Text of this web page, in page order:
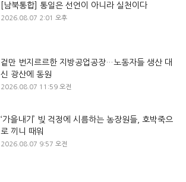
[남북통합] 통일은 선언이 아니라 실천이다
2026.08.07 2:01 오후
겉만 번지르르한 지방공업공장…노동자들 생산 대
신 광산에 동원
2026.08.07 11:59 오전
‘가을내기’ 빚 걱정에 시름하는 농장원들, 호박죽으
로 끼니 때워
2026.08.07 9:57 오전